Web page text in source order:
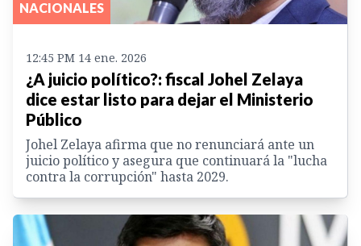
NACIONALES
12:45 PM 14 ene. 2026
¿A juicio político?: fiscal Johel Zelaya
dice estar listo para dejar el Ministerio
Público
Johel Zelaya afirma que no renunciará ante un
juicio político y asegura que continuará la "lucha
contra la corrupción" hasta 2029.